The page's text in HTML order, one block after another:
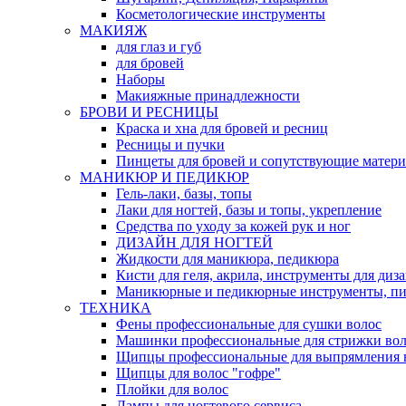
Косметологические инструменты
МАКИЯЖ
для глаз и губ
для бровей
Наборы
Макияжные принадлежности
БРОВИ И РЕСНИЦЫ
Краска и хна для бровей и ресниц
Ресницы и пучки
Пинцеты для бровей и сопутствующие
МАНИКЮР И ПЕДИКЮР
Гель-лаки, базы, топы
Лаки для ногтей, базы и топы, укрепление
Средства по уходу за кожей рук и ног
ДИЗАЙН ДЛЯ НОГТЕЙ
Жидкости для маникюра, педикюра
Кисти для геля, акрила, инструменты для
Маникюрные и педикюрные инструменты,
ТЕХНИКА
Фены профессиональные для сушки волос
Машинки профессиональные для стрижки
Щипцы профессиональные для выпрямления
Щипцы для волос "гофре"
Плойки для волос